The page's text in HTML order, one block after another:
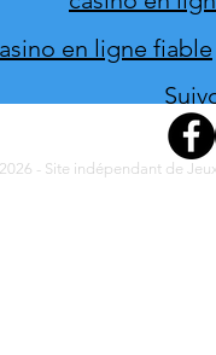
en ligne fiable
- Site indépendant de